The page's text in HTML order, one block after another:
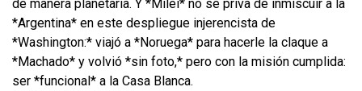
de manera planetaria. Y *Milei* no se priva de inmiscuir a la
*Argentina* en este despliegue injerencista de
*Washington:* viajó a *Noruega* para hacerle la claque a
*Machado* y volvió *sin foto,* pero con la misión cumplida:
ser *funcional* a la Casa Blanca.